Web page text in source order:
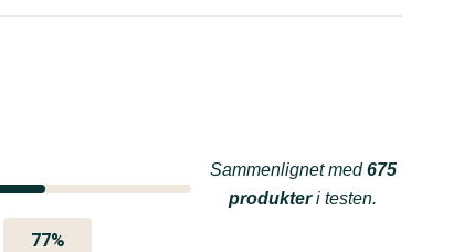
77%
Sammenlignet med675
produkteri testen.